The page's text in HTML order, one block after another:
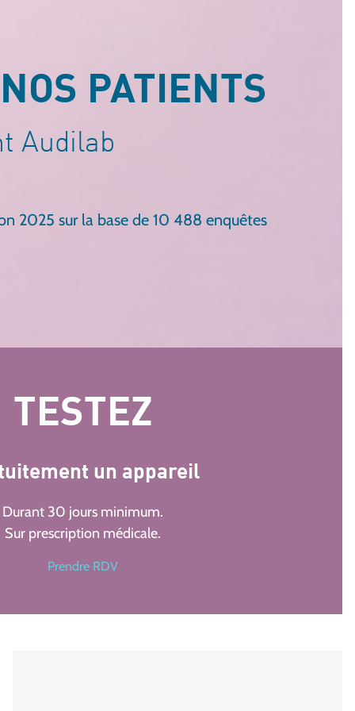
PATIENTS
Audilab
2025 sur la base de 10 488 enquêtes
TESTEZ
un appareil
Durant 30 jours minimum.
Sur prescription médicale.
Prendre RDV